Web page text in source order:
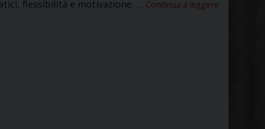
flessibilità e motivazione. … Continua a leggere